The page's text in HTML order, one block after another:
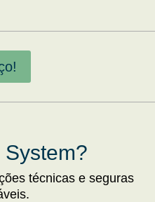
técnicas e seguras